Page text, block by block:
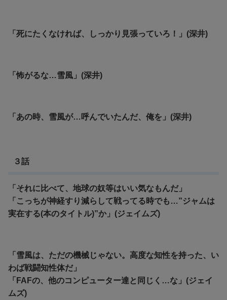
「死にたくなければ、しっかり見張っていろ！」(深井)
「怖がるな…雪風」(深井)
「あの時、雪風が…呼んでいたんだ、俺を」(深井)
３話
「それに比べて、地球の奴等はいい気なもんだ」
「こっちが神経すり減らして戦ってる時でも…”ジャムは
実在する(本のタイトル)”か」(ジェイムズ)
「雪風は、ただの機械じゃない。高度な知性を持った、い
わば戦闘知性体だ」
「FAFの、他のコンピューター達と同じく…な」(ジェイ
ムズ)